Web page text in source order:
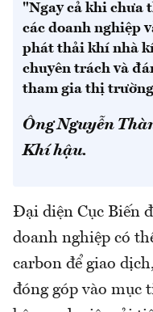
"Ngay cả khi chưa
các doanh nghiệp
phát thải khí nhà
chuyên trách và
tham gia thị
Ông Nguyễn
Khí hậu.
Đại diện Cục Biến
doanh nghiệp có
carbon để giao
đóng góp vào mục